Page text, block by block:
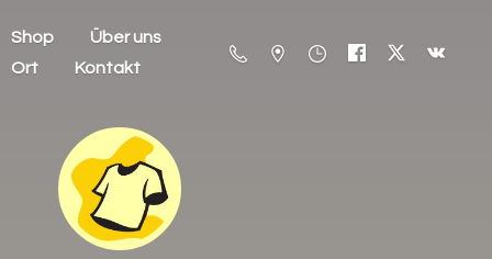
Shop
Über uns
Ort
Kontakt